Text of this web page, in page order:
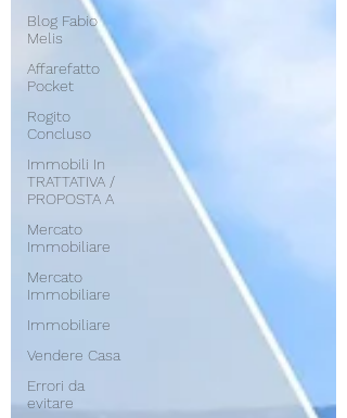
Blog Fabio
Melis
Affarefatto
Pocket
Rogito
Concluso
Immobili In
TRATTATIVA /
PROPOSTA A
Mercato
Immobiliare
Mercato
Immobiliare
Immobiliare
Vendere Casa
Errori da
evitare